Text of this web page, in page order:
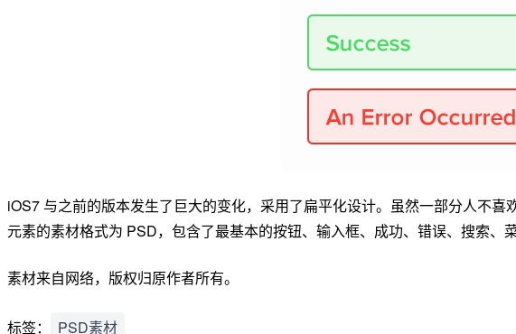
iOS7 与之前的版本发生了巨大的变化，采用了扁平化设计。虽然一部分人不
元素的素材格式为 PSD，包含了最基本的按钮、输入框、成功、错误、搜索、菜
素材来自网络，版权归原作者所有。
标签：
PSD素材